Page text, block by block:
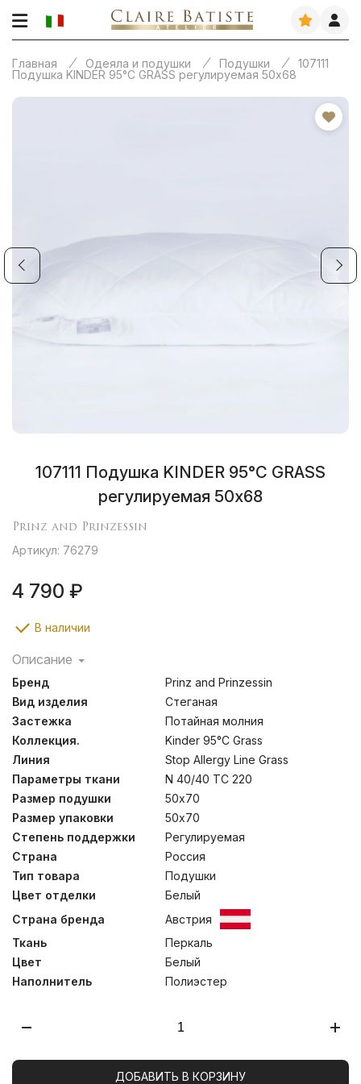
Главная Одеяла и подушки Подушки
107111
Подушка KINDER 95°C GRASS регулируемая 50х68
107111 Подушка KINDER 95°C GRASS
регулируемая 50х68
Prinz and Prinzessin
Артикул: 76279
4 790 ₽
В наличии
Описание
Подушки и одеяла коллекции KINDER 95°C GRASS
подойдут детям с повышенными требованиями к
чистоте и безопасности постельных
принадлежностей. Ткань изделий состоит из 100%
хлопка, а наполнитель – 4-L волокна. Специально
разработанное полое волокно эффективно защищает
постель от пылевых клещей, бактерий и грибков.
Полиэфирные 4-L волокна обладают высокой
износостойкостью, обеспечивая сохранение
структуры и эластичности волокна даже после
многократных стирок. Стирка при температуре до
60°С.
Бренд
Prinz and Prinzessin
Вид изделия
Стеганая
Застежка
Потайная молния
Коллекция.
Kinder 95°C Grass
Линия
Stop Allergy Line Grass
Параметры ткани
N 40/40 TC 220
Размер подушки
50х70
Размер упаковки
50х70
Степень поддержки
Регулируемая
Страна
Россия
Тип товара
Подушки
Цвет отделки
Белый
Страна бренда
Австрия
Ткань
Перкаль
Цвет
Белый
Наполнитель
Полиэстер
ДОБАВИТЬ В КОРЗИНУ